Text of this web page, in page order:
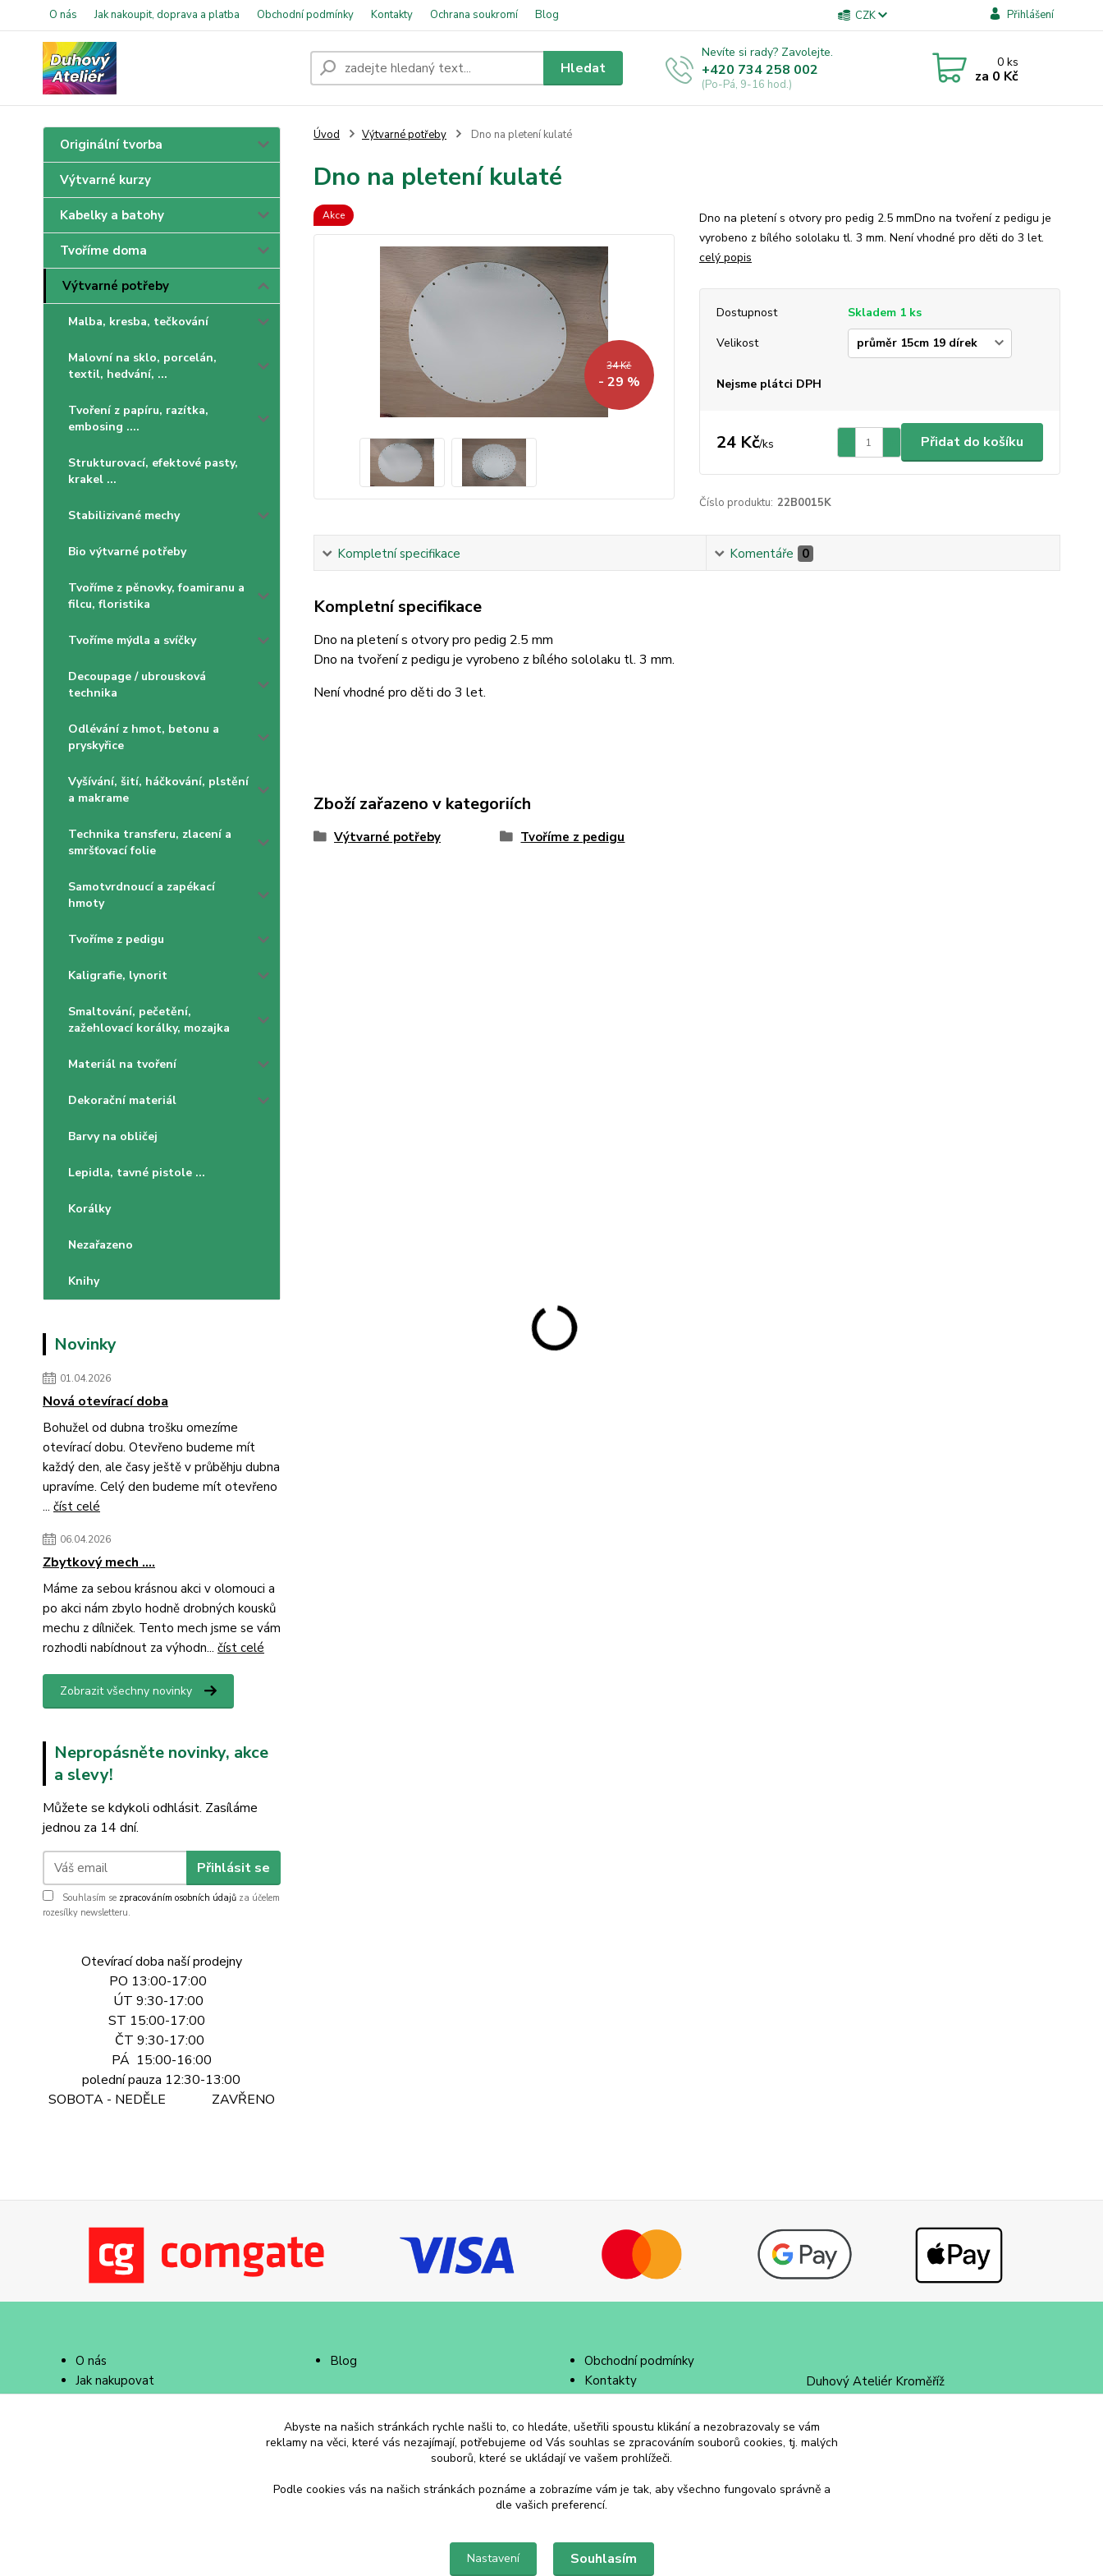
O nás Jak nakoupit, doprava a platba Obchodní podmínky Kontakty Ochrana soukromí Blog CZK Přihlášení
Hledat
Nevíte si rady? Zavolejte.
+420 734 258 002
(Po-Pá, 9-16 hod.)
0ks
za 0 Kč
Originální tvorba
Výtvarné kurzy
Kabelky a batohy
Tvoříme doma
Výtvarné potřeby
Malba, kresba, tečkování
Malovní na sklo, porcelán,
textil, hedvání, ...
Tvoření z papíru, razítka,
embosing ....
Strukturovací, efektové pasty,
krakel ...
Stabilizivané mechy
Bio výtvarné potřeby
Tvoříme z pěnovky, foamiranu a
filcu, floristika
Tvoříme mýdla a svíčky
Decoupage / ubrousková
technika
Odlévání z hmot, betonu a
pryskyřice
Vyšívání, šití, háčkování, plstění
a makrame
Technika transferu, zlacení a
smršťovací folie
Samotvrdnoucí a zapékací
hmoty
Tvoříme z pedigu
Kaligrafie, lynorit
Smaltování, pečetění,
zažehlovací korálky, mozajka
Materiál na tvoření
Dekorační materiál
Barvy na obličej
Lepidla, tavné pistole ...
Korálky
Nezařazeno
Knihy
Novinky
01.04.2026
Nová otevírací doba
Bohužel od dubna trošku omezíme
otevírací dobu. Otevřeno budeme mít
každý den, ale časy ještě v průběhju dubna
upravíme. Celý den budeme mít otevřeno
... číst celé
06.04.2026
Zbytkový mech ....
Máme za sebou krásnou akci v olomouci a
po akci nám zbylo hodně drobných kousků
mechu z dílniček. Tento mech jsme se vám
rozhodli nabídnout za výhodn... číst celé
Zobrazit všechny novinky
Nepropásněte novinky, akce
a slevy!
Můžete se kdykoli odhlásit. Zasíláme
jednou za 14 dní.
Přihlásit se
Souhlasím se zpracováním osobních údajů za účelem
rozesílky newsletteru.
Otevírací doba naší prodejny
PO 13:00-17:00
ÚT 9:30-17:00
ST 15:00-17:00
ČT 9:30-17:00
PÁ 15:00-16:00
polední pauza 12:30-13:00
SOBOTA - NEDĚLE ZAVŘENO
Úvod Výtvarné potřeby Dno na pletení kulaté
Dno na pletení kulaté
Akce
34 Kč
- 29 %
Dno na pletení s otvory pro pedig 2.5 mmDno na tvoření z pedigu je
vyrobeno z bílého sololaku tl. 3 mm. Není vhodné pro děti do 3 let.
celý popis
Dostupnost
Skladem 1 ks
Velikost
Nejsme plátci DPH
24 Kč/ks Přidat do košíku
Číslo produktu: 22B0015K
Kompletní specifikace Komentáře 0
Kompletní specifikace
Dno na pletení s otvory pro pedig 2.5 mm
Dno na tvoření z pedigu je vyrobeno z bílého sololaku tl. 3 mm.
Není vhodné pro děti do 3 let.
Zboží zařazeno v kategoriích
Výtvarné potřeby Tvoříme z pedigu
O nás
Jak nakupovat
Doprava a platba
Blog
Obchodní podmínky
Kontakty
Duhový Ateliér Kroměříž
+420 734 258 002
Abyste na našich stránkách rychle našli to, co hledáte, ušetřili spoustu klikání a nezobrazovaly se vám
reklamy na věci, které vás nezajímají, potřebujeme od Vás souhlas se zpracováním souborů cookies, tj. malých
souborů, které se ukládají ve vašem prohlížeči.
Podle cookies vás na našich stránkách poznáme a zobrazíme vám je tak, aby všechno fungovalo správně a
dle vašich preferencí.
Nastavení Souhlasím